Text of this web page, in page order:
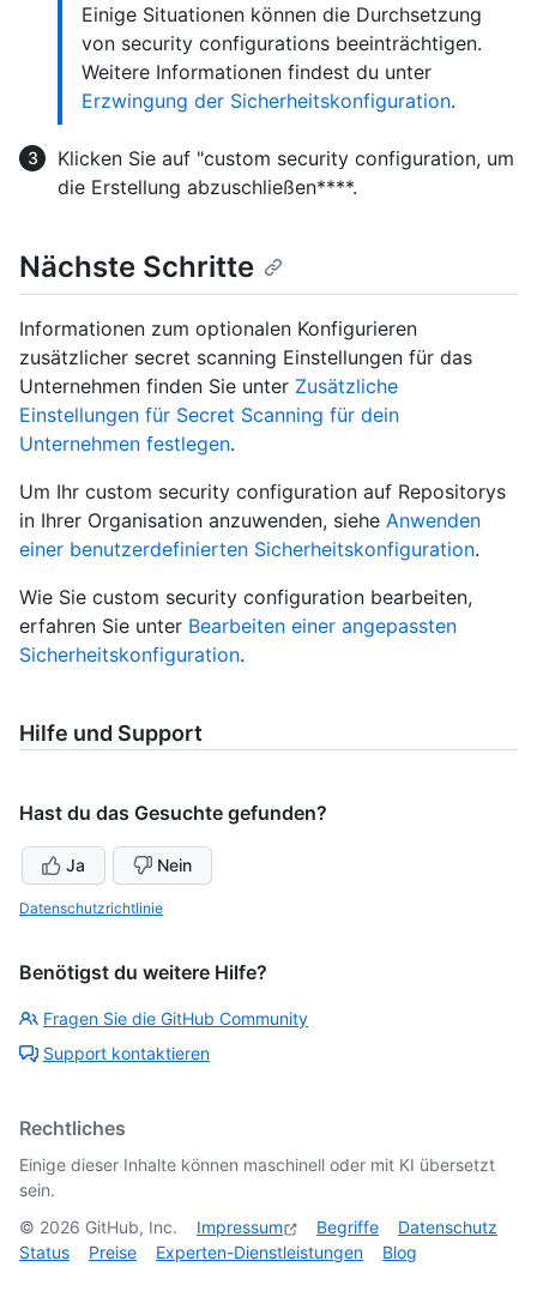
Einige Situationen können die Durchsetzung
von security configurations beeinträchtigen.
Weitere Informationen findest du unter
Erzwingung der Sicherheitskonfiguration.
Klicken Sie auf "custom security configuration, um
die Erstellung abzuschließen****.
Nächste Schritte
Informationen zum optionalen Konfigurieren
zusätzlicher secret scanning Einstellungen für das
Unternehmen finden Sie unter Zusätzliche
Einstellungen für Secret Scanning für dein
Unternehmen festlegen.
Um Ihr custom security configuration auf Repositorys
in Ihrer Organisation anzuwenden, siehe Anwenden
einer benutzerdefinierten Sicherheitskonfiguration.
Wie Sie custom security configuration bearbeiten,
erfahren Sie unter Bearbeiten einer angepassten
Sicherheitskonfiguration.
Hilfe und Support
Hast du das Gesuchte gefunden?
Ja Nein
Datenschutzrichtlinie
Benötigst du weitere Hilfe?
Fragen Sie die GitHub Community
Support kontaktieren
Rechtliches
Einige dieser Inhalte können maschinell oder mit KI übersetzt
sein.
© 2026 GitHub, Inc. Impressum Begriffe
Datenschutz
Status
Preise Experten-Dienstleistungen Blog